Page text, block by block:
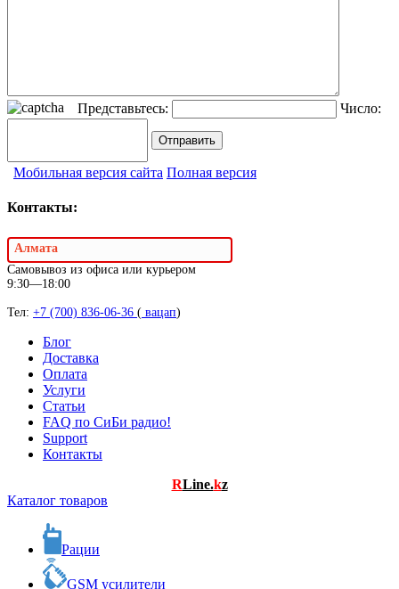
Представьтесь: Число:
Мобильная версия сайта Полная версия
Контакты:
Алмата
Самовывоз из офиса или курьером
9:30—18:00
Тел: +7 (700) 836-06-36 ( вацап)
Блог
Доставка
Оплата
Услуги
Статьи
FAQ по СиБи радио!
Support
Контакты
RLine.kz
Каталог товаров
Рации
GSM усилители